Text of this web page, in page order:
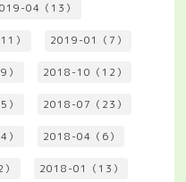
04（13）
） 2019-01（7）
2018-10（12）
2018-07（23）
2018-04（6）
2018-01（13）